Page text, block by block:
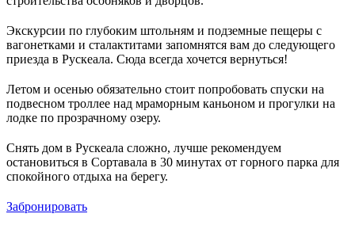
Экскурсии по глубоким штольням и подземные пещеры с
вагонетками и сталактитами запомнятся вам до следующего
приезда в Рускеала. Сюда всегда хочется вернуться!
Летом и осенью обязательно стоит попробовать спуски на
подвесном троллее над мраморным каньоном и прогулки на
лодке по прозрачному озеру.
Снять дом в Рускеала сложно, лучше рекомендуем
остановиться в Сортавала в 30 минутах от горного парка для
спокойного отдыха на берегу.
Забронировать